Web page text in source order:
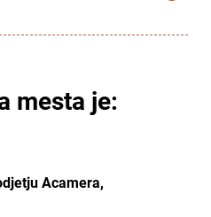
mesta je:
Acamera,